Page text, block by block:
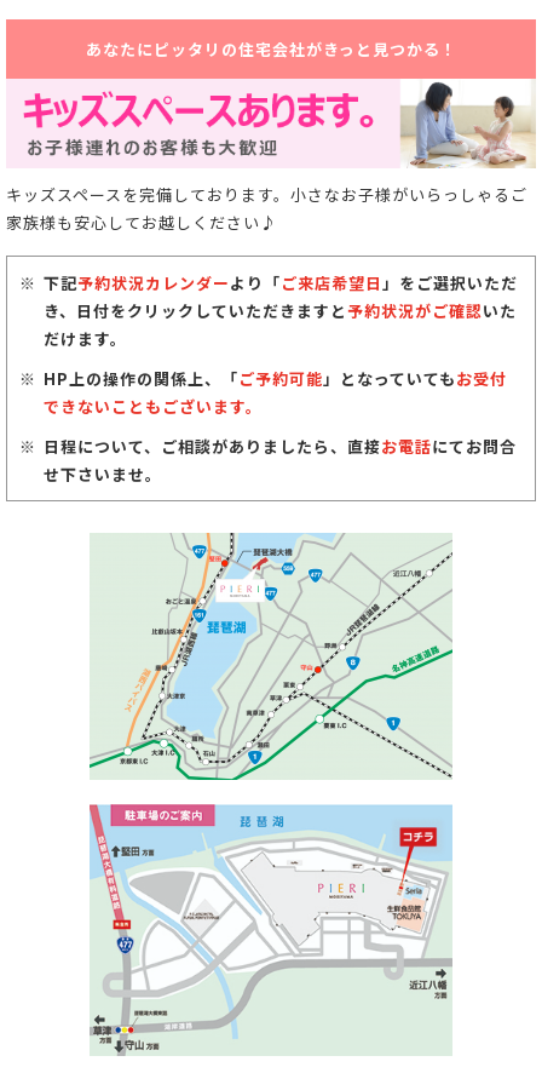
あなたにピッタリの住宅会社がきっと見つかる！
キッズスペースを完備しております。小さなお子様がいらっしゃるご
家族様も安心してお越しください♪
下記予約状況カレンダーより「ご来店希望日」をご選択いただ
き、日付をクリックしていただきますと予約状況がご確認いた
だけます。
HP上の操作の関係上、「ご予約可能」となっていてもお受付
できないこともございます。
日程について、ご相談がありましたら、直接お電話にてお問合
せ下さいませ。